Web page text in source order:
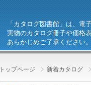
「カタログ図書館」は、電
実物のカタログ冊子や価格
あらかじめご了承ください
トップページ 新着カタログ